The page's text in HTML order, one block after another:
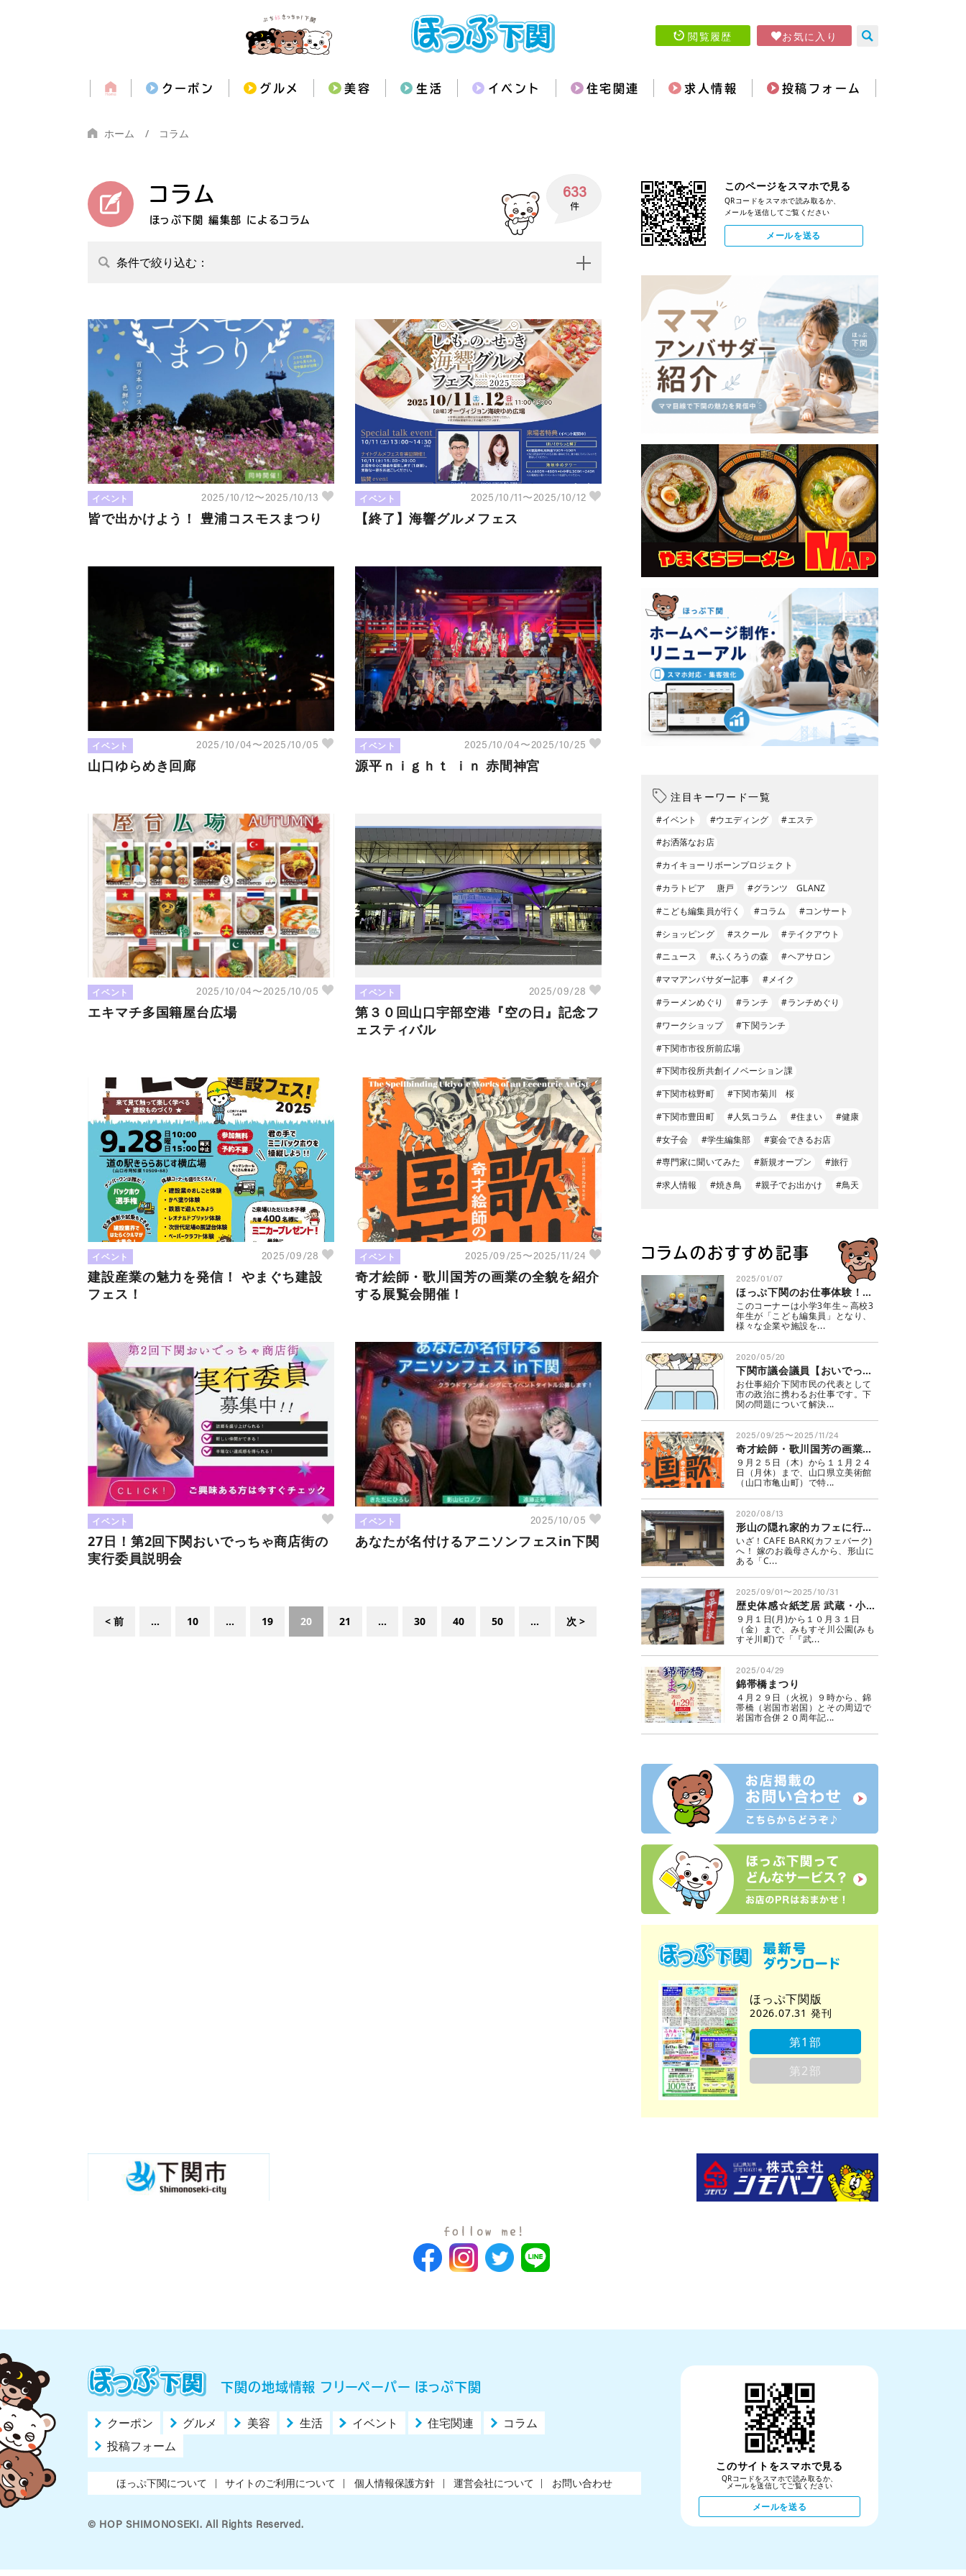
閲覧履歴 お気に入り
クーポン グルメ 美容 生活 イベント 住宅関連 求人情報 投稿フォーム
ホーム コラム
633
コラム
ほっぷ下関 編集部 によるコラム
イベント 2025/10/12〜2025/10/13
皆で出かけよう！ 豊浦コスモスまつり
イベント 2025/10/11〜2025/10/12
【終了】海響グルメフェス
イベント 2025/10/04〜2025/10/05
山口ゆらめき回廊
イベント 2025/10/04〜2025/10/25
源平ｎｉｇｈｔ ｉｎ 赤間神宮
イベント 2025/10/04〜2025/10/05
エキマチ多国籍屋台広場
イベント 2025/09/28
第３０回山口宇部空港『空の日』記念フ
ェスティバル
イベント 2025/09/28
建設産業の魅力を発信！ やまぐち建設
フェス！
イベント 2025/09/25〜2025/11/24
奇才絵師・歌川国芳の画業の全貌を紹介
する展覧会開催！
イベント
27日！第2回下関おいでっちゃ商店街の
実行委員説明会
イベント 2025/10/05
あなたが名付けるアニソンフェスin下関
< 前 ... 10 ... 19 20 21 ... 30 40 50 ... 次 >
このページをスマホで見る
QRコードをスマホで読み取るか、
メールを送信してご覧ください
メールを送る
注目キーワード一覧
#イベント #ウエディング
#エステ
#お洒落なお店
#カイキョーリボーンプロジェクト
#カラトピア 唐戸
#グランツ GLANZ
#こども編集員が行く
#コラム
#コンサート
#ショッピング
#スクール
#テイクアウト
#ニュース
#ふくろうの森
#ヘアサロン
#ママアンバサダー記事
#メイク
#ラーメンめぐり
#ランチ
#ランチめぐり
#ワークショップ
#下関ランチ
#下関市市役所前広場
#下関市役所共創イノベーション課
#下関市椋野町
#下関市菊川 桜
#下関市豊田町
#人気コラム #住まい
#健康
#女子会
#学生編集部
#宴会できるお店
#専門家に聞いてみた
#新規オープン
#旅行
#求人情報
#焼き鳥 #親子でお出かけ #鳥天
コラムのおすすめ記事
2025/01/07
ほっぷ下関のお仕事体験！こども編集員が行く
このコーナーは小学3年生～高校3
年生が「こども編集員」となり、
様々な企業や施設を...
2020/05/20
下関市議会議員【おいでっちゃ商店街】
お仕事紹介下関市民の代表として
市の政治に携わるお仕事です。下
関の問題について解決...
2025/09/25〜2025/11/24
奇才絵師・歌川国芳の画業の全貌を紹介する展覧会開催！
９月２５日（木）から１１月２４
日（月休）まで、山口県立美術館
（山口市亀山町）で特...
2020/08/13
形山の隠れ家的カフェに行ってきました
いざ！CAFE BARK(カフェバーク)
へ！ 嫁のお義母さんから、形山に
ある「C...
2025/09/01〜2025/10/31
歴史体感☆紙芝居 武蔵・小次郎 巌流島の決闘
９月１日(月)から１０月３１日
（金）まで、みもすそ川公園(みも
すそ川町)で「『武...
2025/04/29
錦帯橋まつり
４月２９日（火祝）９時から、錦
帯橋（岩国市岩国）とその周辺で
岩国市合併２０周年記...
ほっぷ下関版
2026.07.31 発刊
第1部
第2部
下関の地域情報 フリーペーパー ほっぷ下関
クーポン グルメ 美容 生活 イベント 住宅関連
コラム
投稿フォーム
ほっぷ下関について サイトのご利用について 個人情報保護方針 運営会社について お問い合わせ
© HOP SHIMONOSEKI. All Rights Reserved.
このサイトをスマホで見る
QRコードをスマホで読み取るか、
メールを送信してご覧ください
メールを送る